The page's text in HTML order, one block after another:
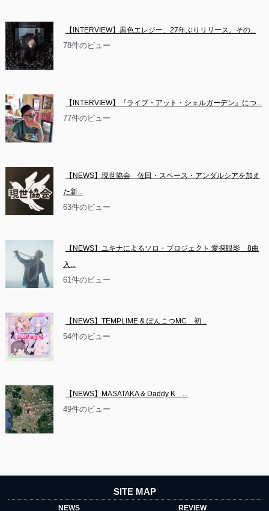
【INTERVIEW】黒色エレジー、27年ぶりリリース。その...
78件のビュー
【INTERVIEW】『ライブ・アット・シェルガーデン』につ...
77件のビュー
【NEWS】現世協会　佐田・スペース・アンダルシアを加え
た新...
63件のビュー
【NEWS】ユキナによるソロ・プロジェクト 愛探眼影　8曲
入...
61件のビュー
【NEWS】TEMPLIME & ぽんこつMC　初...
54件のビュー
【NEWS】MASATAKA & Daddy K　...
49件のビュー
SITE MAP
NEWS REVIEW